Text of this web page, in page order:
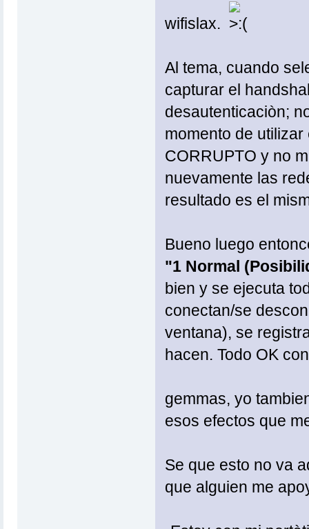
wifislax.
Al tema, cuando
capturar el
desautenticaciòn;
momento de
CORRUPTO y no
nuevamente las
resultado es el
Bueno luego
"1 Normal
bien y se ejecuta
conectan/se
ventana), se
hacen. Todo OK
gemmas, yo
esos efectos que
Se que esto no va
que alguien me